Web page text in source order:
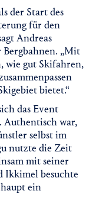
der Start des
für den
Andreas
„Mit
wie gut Skifahren,
bietet.“
das Event
Authentisch war,
selbst im
nutzte die Zeit
mit seiner
Ikkimel besuchte
ein